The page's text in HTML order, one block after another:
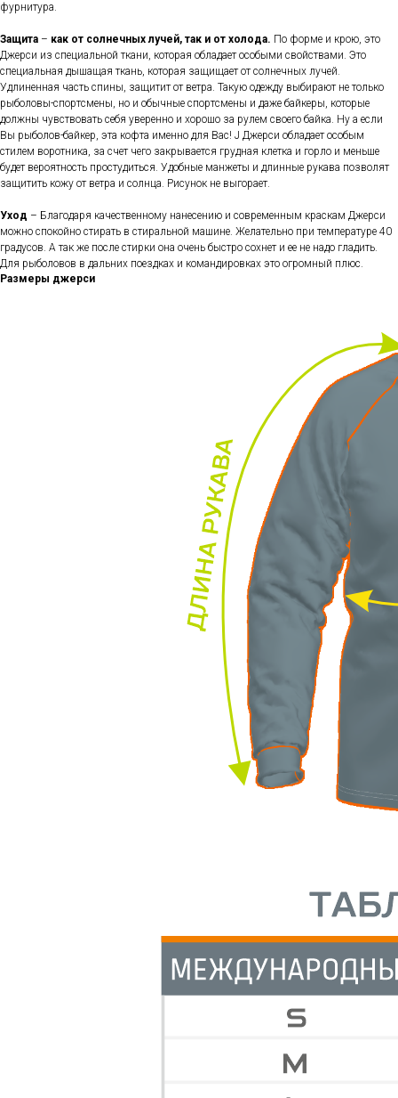
фурнитура.
Защита – как от солнечных лучей, так и от холода. По форме и крою, это
Джерси из специальной ткани, которая обладает особыми свойствами. Это
специальная дышащая ткань, которая защищает от солнечных лучей.
Удлиненная часть спины, защитит от ветра. Такую одежду выбирают не только
рыболовы-спортсмены, но и обычные спортсмены и даже байкеры, которые
должны чувствовать себя уверенно и хорошо за рулем своего байка. Ну а если
Вы рыболов-байкер, эта кофта именно для Вас! J Джерси обладает особым
стилем воротника, за счет чего закрывается грудная клетка и горло и меньше
будет вероятность простудиться. Удобные манжеты и длинные рукава позволят
защитить кожу от ветра и солнца. Рисунок не выгорает.
Уход – Благодаря качественному нанесению и современным краскам Джерси
можно спокойно стирать в стиральной машине. Желательно при температуре 40
градусов. А так же после стирки она очень быстро сохнет и ее не надо гладить.
Для рыболовов в дальних поездках и командировках это огромный плюс.
Размеры джерси